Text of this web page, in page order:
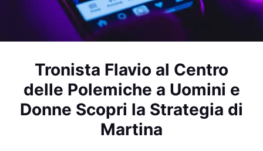
Tronista Flavio al Centro
delle Polemiche a Uomini e
Donne Scopri la Strategia di
Martina